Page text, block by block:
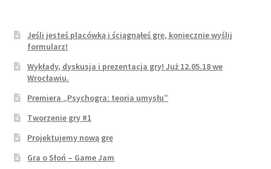
Jeśli jesteś placówką i ściągnąłeś grę, koniecznie wyślij
formularz!
Wykłady, dyskusja i prezentacja gry! Już 12.05.18 we
Wrocławiu.
Premiera „Psychogra: teoria umysłu”
Tworzenie gry #1
Projektujemy nową grę
Gra o Słoń – Game Jam